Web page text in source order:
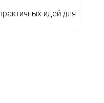
идей для